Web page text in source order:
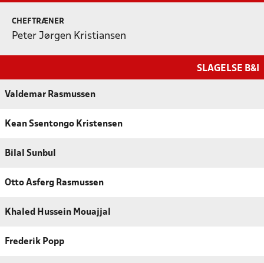
CHEFTRÆNER
Peter Jørgen Kristiansen
SLAGELSE B&I
Valdemar Rasmussen
Kean Ssentongo Kristensen
Bilal Sunbul
Otto Asferg Rasmussen
Khaled Hussein Mouajjal
Frederik Popp